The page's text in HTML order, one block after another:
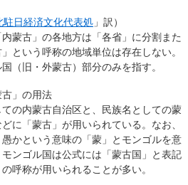
駐日経済文化代表処 」訳）
蒙古」の各地方は「各省」に分割また
という呼称の地域単位は存在しない。
（旧・外蒙古）部分のみを指す。
」の用法
の内蒙古自治区と、民族名としての蒙
に「蒙古」が用いられている。なお、
愚かという意味の「蒙」とモンゴルを意
ンゴル国は公式には「蒙古国」と表記
呼称が用いられることが多い。